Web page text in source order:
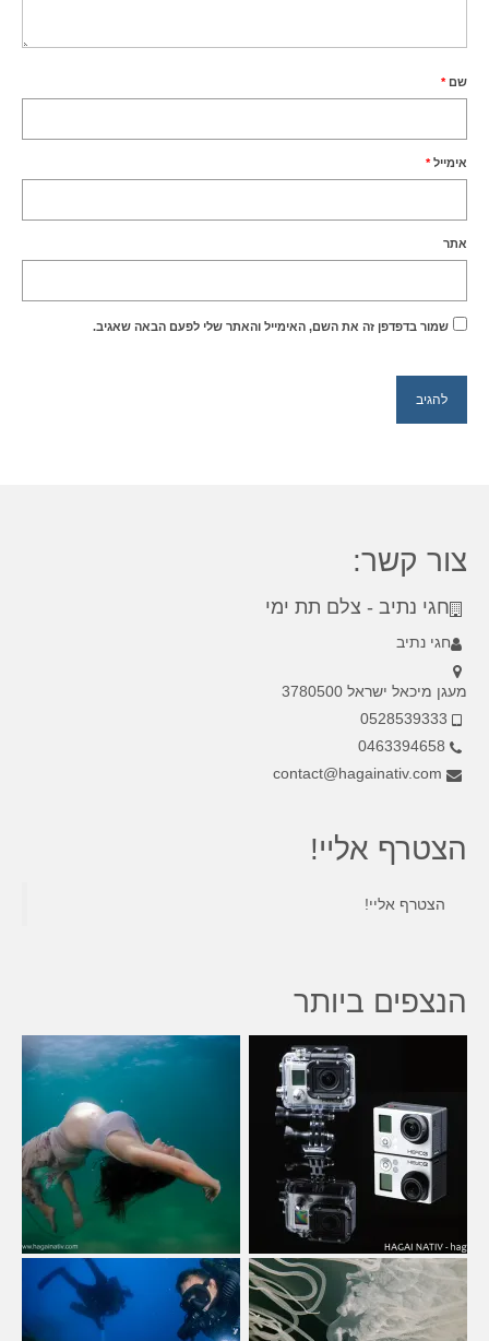
שם*
אימייל*
אתר
שמור בדפדפן זה את השם, האימייל והאתר שלי לפעם הבאה שאגיב.
צור קשר:
חגי נתיב - צלם תת ימי
חגי נתיב
מעגן מיכאל ישראל 3780500
הצטרף אליי!
הצטרף אליי!
הנצפים ביותר